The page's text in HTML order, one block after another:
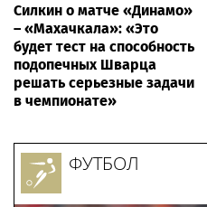
Силкин о матче «Динамо»
– «Махачкала»: «Это
будет тест на способность
подопечных Шварца
решать серьезные задачи
в чемпионате»
ФУТБОЛ